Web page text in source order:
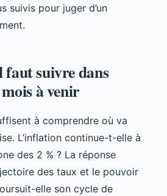
suivis pour juger d’un
faut suivre dans
à venir
à comprendre où va
L’inflation continue-t-elle à
des 2 % ? La réponse
des taux et le pouvoir
elle son cycle de